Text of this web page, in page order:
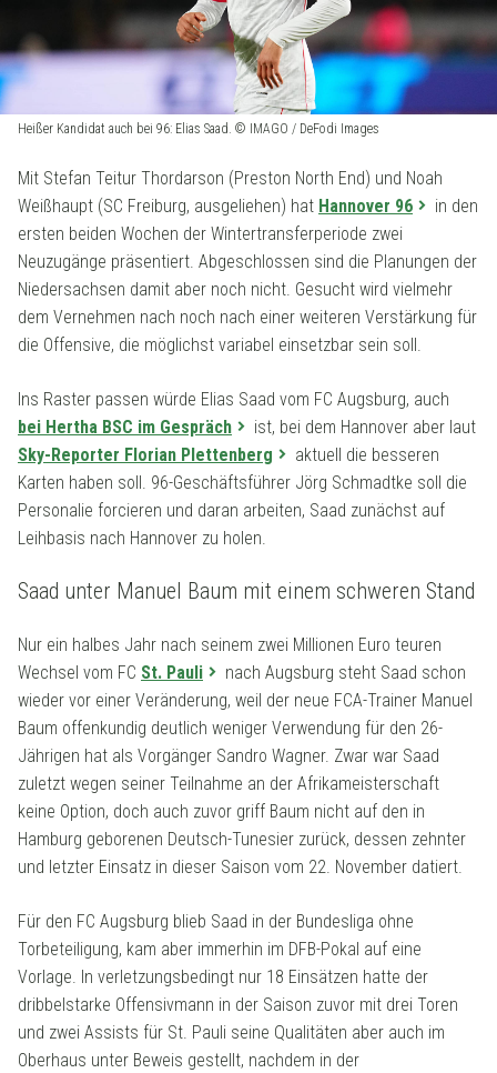
Heißer Kandidat auch bei 96: Elias Saad. © IMAGO / DeFodi Images
Mit Stefan Teitur Thordarson (Preston North End) und Noah
Weißhaupt (SC Freiburg, ausgeliehen) hat Hannover 96
in den
ersten beiden Wochen der Wintertransferperiode zwei
Neuzugänge präsentiert. Abgeschlossen sind die Planungen der
Niedersachsen damit aber noch nicht. Gesucht wird vielmehr
dem Vernehmen nach noch nach einer weiteren Verstärkung für
die Offensive, die möglichst variabel einsetzbar sein soll.
Ins Raster passen würde Elias Saad vom FC Augsburg, auch
bei Hertha BSC im Gespräch
ist, bei dem Hannover aber laut
Sky-Reporter Florian Plettenberg
aktuell die besseren
Karten haben soll. 96-Geschäftsführer Jörg Schmadtke soll die
Personalie forcieren und daran arbeiten, Saad zunächst auf
Leihbasis nach Hannover zu holen.
Saad unter Manuel Baum mit einem schweren Stand
Nur ein halbes Jahr nach seinem zwei Millionen Euro teuren
Wechsel vom FC St. Pauli
nach Augsburg steht Saad schon
wieder vor einer Veränderung, weil der neue FCA-Trainer Manuel
Baum offenkundig deutlich weniger Verwendung für den 26-
Jährigen hat als Vorgänger Sandro Wagner. Zwar war Saad
zuletzt wegen seiner Teilnahme an der Afrikameisterschaft
keine Option, doch auch zuvor griff Baum nicht auf den in
Hamburg geborenen Deutsch-Tunesier zurück, dessen zehnter
und letzter Einsatz in dieser Saison vom 22. November datiert.
Für den FC Augsburg blieb Saad in der Bundesliga ohne
Torbeteiligung, kam aber immerhin im DFB-Pokal auf eine
Vorlage. In verletzungsbedingt nur 18 Einsätzen hatte der
dribbelstarke Offensivmann in der Saison zuvor mit drei Toren
und zwei Assists für St. Pauli seine Qualitäten aber auch im
Oberhaus unter Beweis gestellt, nachdem in der